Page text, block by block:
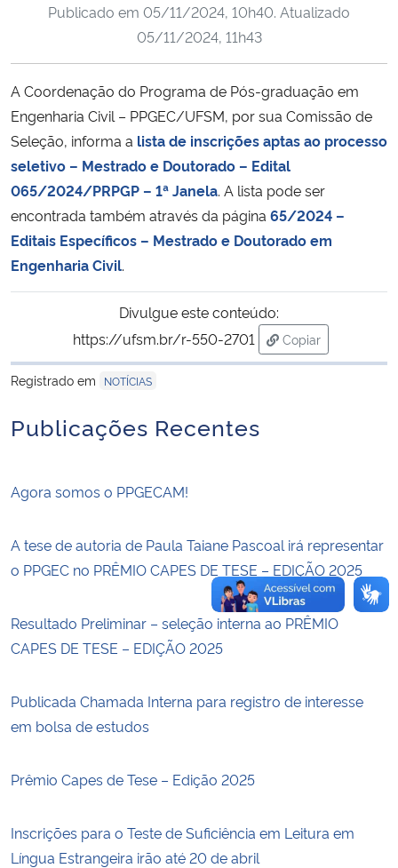
Ministério de Minas e Energia
Ministério da Ciência, Tecnologia, Inovações e Comunicações
Ministério do Meio Ambiente
Ministério do Turismo
Ministério do Desenvolvimento Regional
Controladoria-Geral da União
Secretaria-Geral
Gabinete de Segurança Institucional
Advocacia-Geral da União
Banco Central do Brasil
Publicado em 05/11/2024, 10h40. Atualizado
05/11/2024, 11h43
A Coordenação do Programa de Pós-graduação em
Engenharia Civil – PPGEC/UFSM, por sua Comissão de
Seleção, informa a lista de inscrições aptas ao processo
seletivo – Mestrado e Doutorado – Edital
065/2024/PRPGP – 1ª Janela. A lista pode ser
encontrada também através da página 65/2024 –
Editais Específicos – Mestrado e Doutorado em
Engenharia Civil.
Divulgue este conteúdo:
https://ufsm.br/r-550-2701
Copiar
para área de
Registrado em
NOTÍCIAS
Publicações Recentes
Agora somos o PPGECAM!
A tese de autoria de Paula Taiane Pascoal irá representar
o PPGEC no PRÊMIO CAPES DE TESE – EDIÇÃO 2025
Resultado Preliminar – seleção interna ao PRÊMIO
CAPES DE TESE – EDIÇÃO 2025
Publicada Chamada Interna para registro de interesse
em bolsa de estudos
Prêmio Capes de Tese – Edição 2025
Inscrições para o Teste de Suficiência em Leitura em
Língua Estrangeira irão até 20 de abril